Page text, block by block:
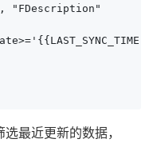
"FDescription"
选最近更新的数据，